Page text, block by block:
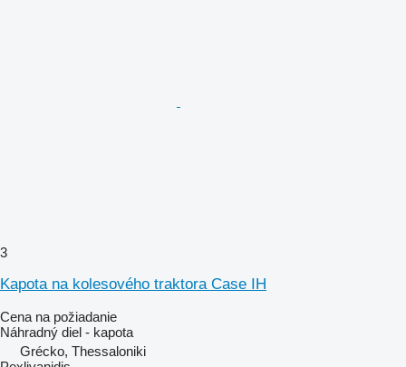
3
Kapota na kolesového traktora Case IH
Cena na požiadanie
Náhradný diel - kapota
Grécko, Thessaloniki